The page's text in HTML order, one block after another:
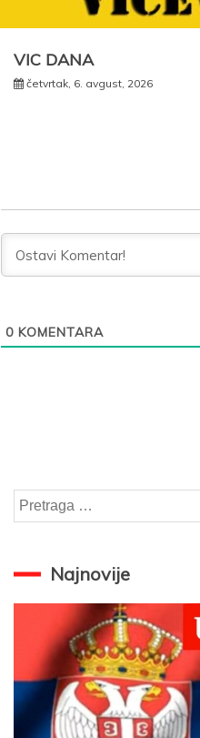
VIC DANA
četvrtak, 6. avgust, 2026
0 KOMENTARA
Pretraga
za:
Najnovije